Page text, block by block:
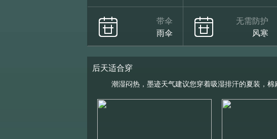
带伞
雨伞
无需防护
风寒
后天适合穿
潮湿闷热，墨迹天气建议您穿着吸湿排汗的夏装，棉